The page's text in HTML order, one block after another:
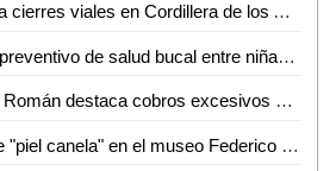
Ayuntamiento informa cierres viales en Cordillera de los Alpes por obras complementarias del Puente Himalaya
Avanza el programa preventivo de salud bucal entre niñas, niños y adolescentes de la Capital Potosina
Dolores Eliza García Román destaca cobros excesivos y falta de agua en municipios de SLP
Espectáculo circense "piel canela" en el museo Federico Silva